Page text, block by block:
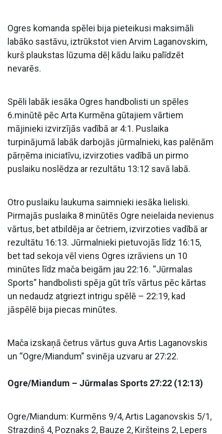
Ogres komanda spēlei bija pieteikusi maksimāli
labāko sastāvu, iztrūkstot vien Arvim Laganovskim,
kurš plaukstas lūzuma dēļ kādu laiku palīdzēt
nevarēs.
Spēli labāk iesāka Ogres handbolisti un spēles
6.minūtē pēc Arta Kurmēna gūtajiem vārtiem
mājinieki izvirzījās vadībā ar 4:1. Puslaika
turpinājumā labāk darbojās jūrmalnieki, kas palēnām
pārņēma iniciatīvu, izvirzoties vadībā un pirmo
puslaiku noslēdza ar rezultātu 13:12 savā labā.
Otro puslaiku laukuma saimnieki iesāka lieliski.
Pirmajās puslaika 8 minūtēs Ogre neielaida nevienus
vārtus, bet atbildēja ar četriem, izvirzoties vadībā ar
rezultātu 16:13. Jūrmalnieki pietuvojās līdz 16:15,
bet tad sekoja vēl viens Ogres izrāviens un 10
minūtes līdz mača beigām jau 22:16. “Jūrmalas
Sports” handbolisti spēja gūt trīs vārtus pēc kārtas
un nedaudz atgriezt intrigu spēlē – 22:19, kad
jāspēlē bija piecas minūtes.
Mača izskaņā četrus vārtus guva Artis Laganovskis
un “Ogre/Miandum” svinēja uzvaru ar 27:22.
Ogre/Miandum – Jūrmalas Sports 27:22 (12:13)
Ogre/Miandum: Kurmēns 9/4, Artis Laganovskis 5/1,
Strazdiņš 4, Pozņaks 2, Bauze 2, Kiršteins 2, Lepers